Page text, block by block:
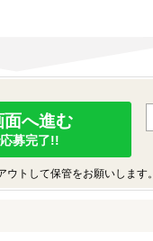
面へ進む
募完了!!
トして保管をお願いします。